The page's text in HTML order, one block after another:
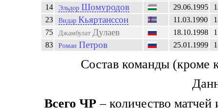
14
Эльдор Шомуродов 29.06.1995
23
Видар Кьяртанссон 11.03.1990
75
Джамбулат Дулаев 18.10.1998
83
Роман Петров 25.01.1999
Состав команды (кроме
Всего ЧР – количество